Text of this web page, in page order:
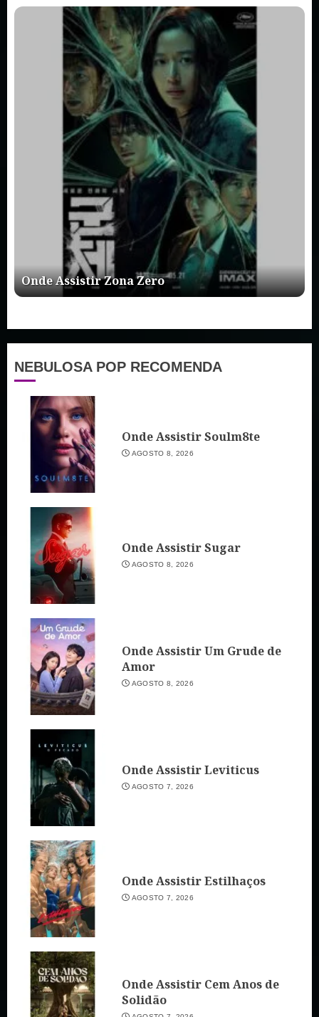
Onde Assistir Zona Zero
NEBULOSA POP RECOMENDA
Onde Assistir Soulm8te
AGOSTO 8, 2026
Onde Assistir Sugar
AGOSTO 8, 2026
Onde Assistir Um Grude de
Amor
AGOSTO 8, 2026
Onde Assistir Leviticus
AGOSTO 7, 2026
Onde Assistir Estilhaços
AGOSTO 7, 2026
Onde Assistir Cem Anos de
Solidão